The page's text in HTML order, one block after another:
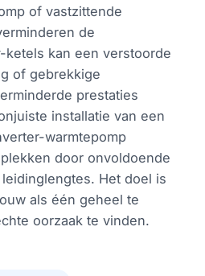
of vastzittende
de
ketels kan een verstoorde
of gebrekkige
prestaties
installatie van een
warmtepomp
door onvoldoende
Het doel is
als één geheel te
oorzaak te vinden.